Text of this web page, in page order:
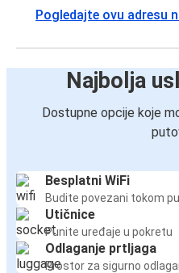
Pogledajte ovu adresu
Najbolja
Dostupne opcije koje
Besplatni WiFi
Budite povezani tokom
Utičnice
Punite uređaje u pokretu
Odlaganje prtljaga
Prostor za sigurno